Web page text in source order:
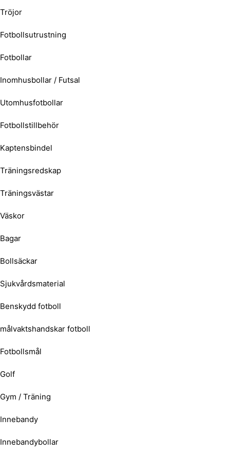
Tröjor
Fotbollsutrustning
Fotbollar
Inomhusbollar / Futsal
Utomhusfotbollar
Fotbollstillbehör
Kaptensbindel
Träningsredskap
Träningsvästar
Väskor
Bagar
Bollsäckar
Sjukvårdsmaterial
Benskydd fotboll
målvaktshandskar fotboll
Fotbollsmål
Golf
Gym / Träning
Innebandy
Innebandybollar